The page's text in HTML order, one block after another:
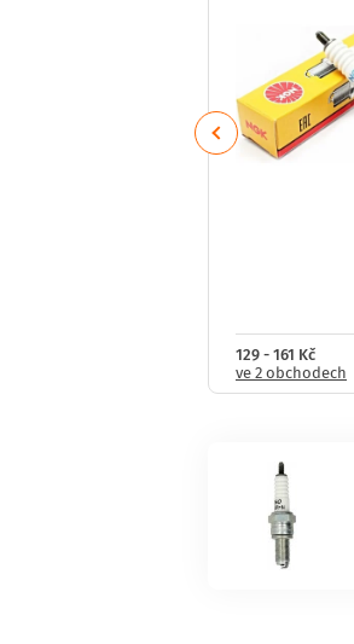
129 - 161 Kč
ve 2 obchodech
Previous